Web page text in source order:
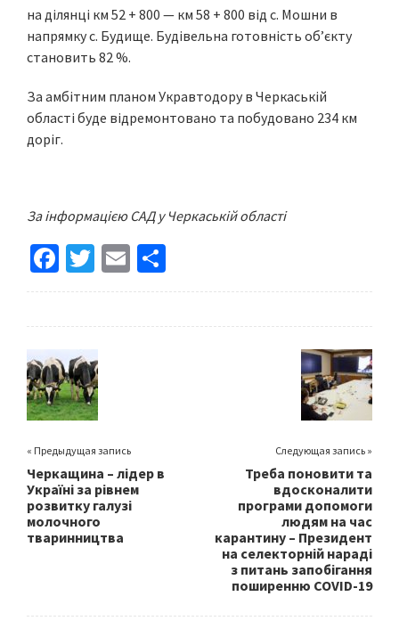
на ділянці км 52 + 800 — км 58 + 800 від с. Мошни в
напрямку с. Будище. Будівельна готовність об’єкту
становить 82 %.
За амбітним планом Укравтодору в Черкаській
області буде відремонтовано та побудовано 234 км
доріг.
За інформацією САД у Черкаській області
Fa
ce
o
o
k
T
wi
E
m h
« Предыдущая запись
Черкащина – лідер в
Україні за рівнем
розвитку галузі
молочного
тваринництва
Следующая запись »
Треба поновити та
вдосконалити
програми допомоги
людям на час
карантину – Президент
на селекторній нараді
з питань запобігання
поширенню COVID-19